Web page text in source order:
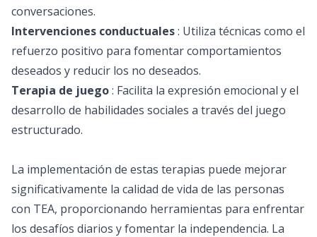
conversaciones.
Intervenciones conductuales: Utiliza técnicas como el
refuerzo positivo para fomentar comportamientos
deseados y reducir los no deseados.
Terapia de juego: Facilita la expresión emocional y el
desarrollo de habilidades sociales a través del juego
estructurado.
La implementación de estas terapias puede mejorar
significativamente la calidad de vida de las personas
con TEA, proporcionando herramientas para enfrentar
los desafíos diarios y fomentar la independencia. La